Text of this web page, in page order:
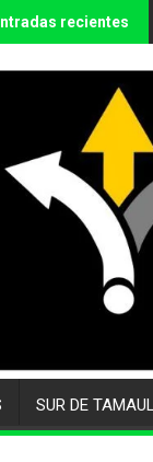
recientes
SUR DE